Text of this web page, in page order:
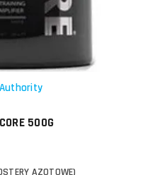
500G
AZOTOWE)